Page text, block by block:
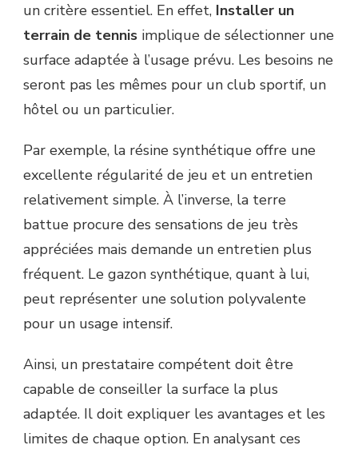
un critère essentiel. En effet, Installer un
terrain de tennis implique de sélectionner une
surface adaptée à l’usage prévu. Les besoins ne
seront pas les mêmes pour un club sportif, un
hôtel ou un particulier.
Par exemple, la résine synthétique offre une
excellente régularité de jeu et un entretien
relativement simple. À l’inverse, la terre
battue procure des sensations de jeu très
appréciées mais demande un entretien plus
fréquent. Le gazon synthétique, quant à lui,
peut représenter une solution polyvalente
pour un usage intensif.
Ainsi, un prestataire compétent doit être
capable de conseiller la surface la plus
adaptée. Il doit expliquer les avantages et les
limites de chaque option. En analysant ces